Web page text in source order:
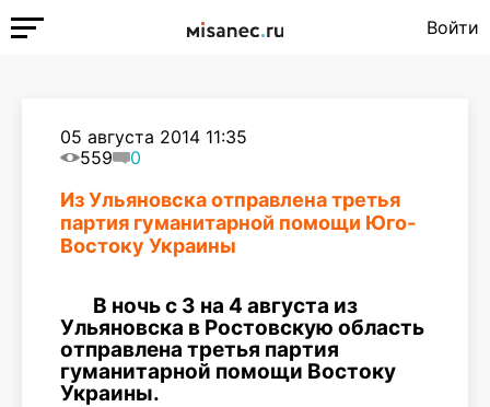
Войти
05 августа 2014 11:35
559
0
Из Ульяновска отправлена третья
партия гуманитарной помощи Юго-
Востоку Украины
В ночь с 3 на 4 августа из
Ульяновска в Ростовскую область
отправлена третья партия
гуманитарной помощи Востоку
Украины.